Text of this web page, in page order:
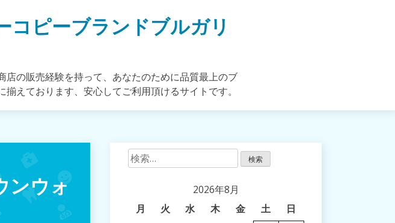
コピーブランドブルガリ
の販売経験を持って、あなたのために品質最上のブ
えております、安心してご利用頂けるサイトです。
ンウォ
検
索:
2026年8月
月
火 水 木 金 土 日